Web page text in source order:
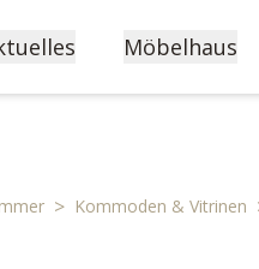
Möbelhaus
> Kommoden & Vitrinen